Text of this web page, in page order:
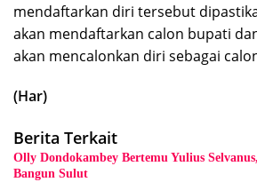
mendaftarkan diri tersebut
akan mendaftarkan calon bupati
akan mencalonkan diri sebagai
(Har)
Berita Terkait
Olly Dondokambey Bertemu Yulius
Bangun Sulut